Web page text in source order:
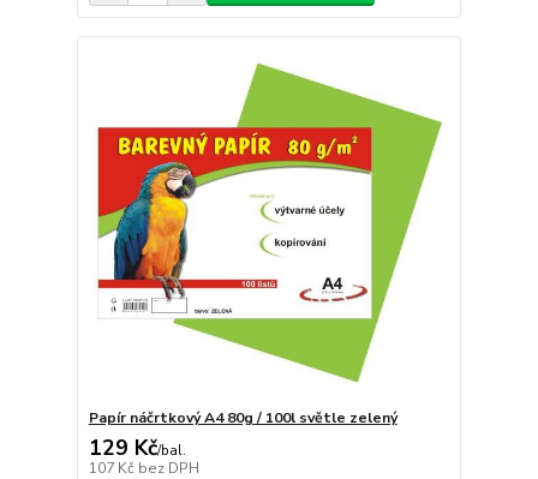
Papír náčrtkový A4 80g / 100l světle zelený
129 Kč/bal.
107 Kč bez DPH